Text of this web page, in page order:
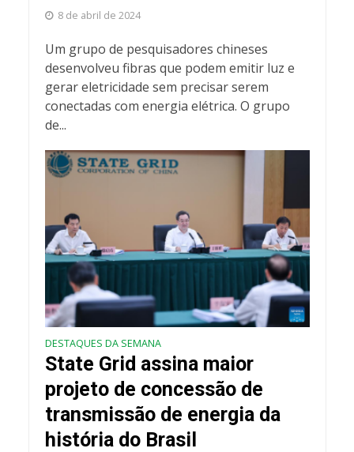
8 de abril de 2024
Um grupo de pesquisadores chineses
desenvolveu fibras que podem emitir luz e
gerar eletricidade sem precisar serem
conectadas com energia elétrica. O grupo
de...
DESTAQUES DA SEMANA
State Grid assina maior
projeto de concessão de
transmissão de energia da
história do Brasil